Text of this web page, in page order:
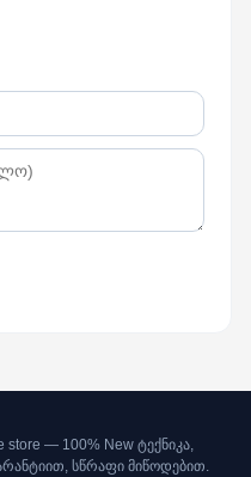
store — 100% New ტექნიკა,
სწრაფი მიწოდებით.